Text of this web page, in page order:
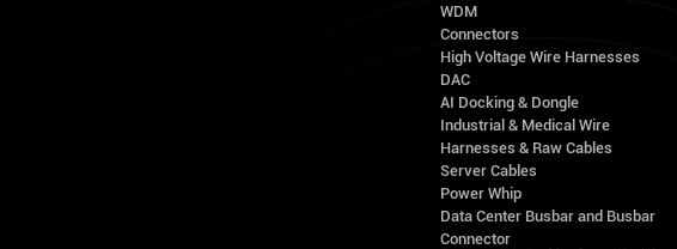
WDM
Connectors
High Voltage Wire Harnesses
DAC
AI Docking & Dongle
Industrial & Medical Wire
Harnesses & Raw Cables
Server Cables
Power Whip
Data Center Busbar and Busbar
Connector